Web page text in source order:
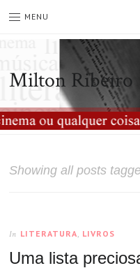
MENU
Milton Ribeiro
Showing all posts
In LITERATURA, LIVROS
Uma lista